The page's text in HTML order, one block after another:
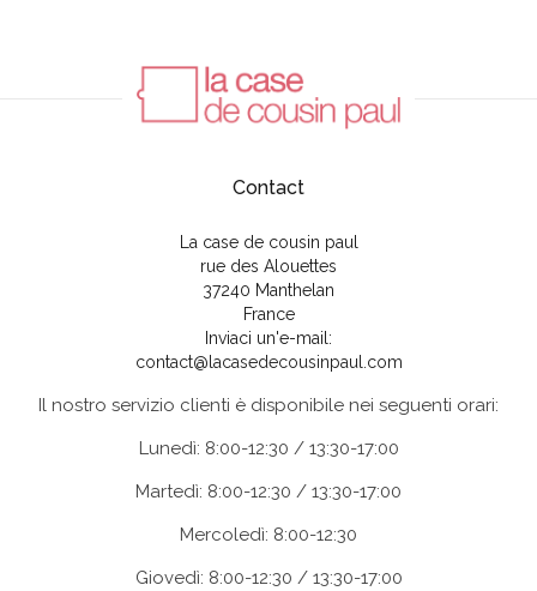
Contact
La case de cousin paul
rue des Alouettes
37240 Manthelan
France
Inviaci un'e-mail:
contact@lacasedecousinpaul.com
Il nostro servizio clienti è disponibile nei seguenti orari:
Lunedì: 8:00-12:30 / 13:30-17:00
Martedì: 8:00-12:30 / 13:30-17:00
Mercoledì: 8:00-12:30
Giovedì: 8:00-12:30 / 13:30-17:00